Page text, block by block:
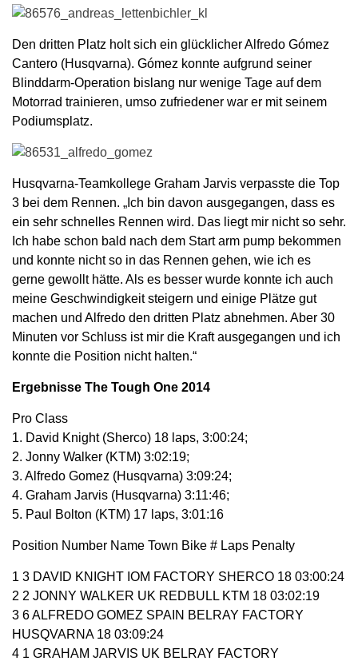
Den dritten Platz holt sich ein glücklicher Alfredo Gómez
Cantero (Husqvarna). Gómez konnte aufgrund seiner
Blinddarm-Operation bislang nur wenige Tage auf dem
Motorrad trainieren, umso zufriedener war er mit seinem
Podiumsplatz.
Husqvarna-Teamkollege Graham Jarvis verpasste die Top
3 bei dem Rennen. „Ich bin davon ausgegangen, dass es
ein sehr schnelles Rennen wird. Das liegt mir nicht so sehr.
Ich habe schon bald nach dem Start arm pump bekommen
und konnte nicht so in das Rennen gehen, wie ich es
gerne gewollt hätte. Als es besser wurde konnte ich auch
meine Geschwindigkeit steigern und einige Plätze gut
machen und Alfredo den dritten Platz abnehmen. Aber 30
Minuten vor Schluss ist mir die Kraft ausgegangen und ich
konnte die Position nicht halten.“
Ergebnisse The Tough One 2014
Pro Class
1. David Knight (Sherco) 18 laps, 3:00:24;
2. Jonny Walker (KTM) 3:02:19;
3. Alfredo Gomez (Husqvarna) 3:09:24;
4. Graham Jarvis (Husqvarna) 3:11:46;
5. Paul Bolton (KTM) 17 laps, 3:01:16
Position Number Name Town Bike # Laps Penalty
1 3 DAVID KNIGHT IOM FACTORY SHERCO 18 03:00:24
2 2 JONNY WALKER UK REDBULL KTM 18 03:02:19
3 6 ALFREDO GOMEZ SPAIN BELRAY FACTORY
HUSQVARNA 18 03:09:24
4 1 GRAHAM JARVIS UK BELRAY FACTORY